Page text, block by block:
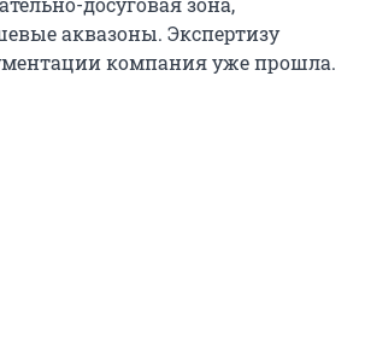
аквазоны. Экспертизу
компания уже прошла.